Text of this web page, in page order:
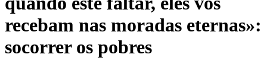
recebam nas moradas eternas»:
socorrer os pobres